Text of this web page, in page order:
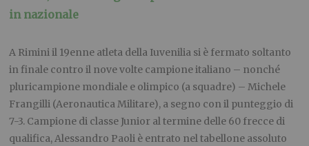
in nazionale
A Rimini il 19enne atleta della Iuvenilia si è fermato soltanto
in finale contro il nove volte campione italiano – nonché
pluricampione mondiale e olimpico (a squadre) – Michele
Frangilli (Aeronautica Militare), a segno con il punteggio di
7-3. Campione di classe Junior al termine delle 60 frecce di
qualifica, Alessandro Paoli è entrato nel tabellone assoluto